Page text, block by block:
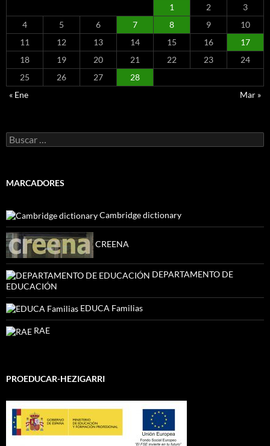
1
2
3
4
5 6 7 8 9
10
11
12 13 14 15 16
17
18
19 20 21 22 23
24
25
26 27
28
« Ene
Mar »
Buscar:
MARCADORES
Cambridge dictionary
CREENA
DEPARTAMENTO DE
EDUCACIÓN
EDUCA Familias
RAE
PROEDUCAR-HEZIGARRI